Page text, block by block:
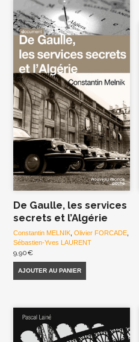
De Gaulle, les services
secrets et l’Algérie
Constantin MELNIK ,Olivier FORCADE
Sébastien-Yves LAURENT
9,90€
AJOUTER AU PANIER